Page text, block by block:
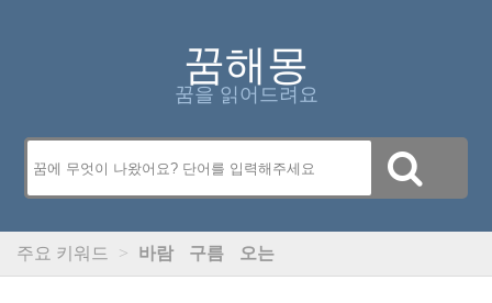
꿈해몽
꿈을 읽어드려요
주요 키워드 > 바람 구름 오는